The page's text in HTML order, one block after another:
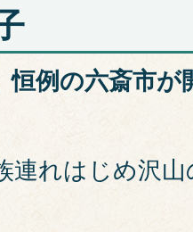
恒例の六斎市
連れはじめ沢